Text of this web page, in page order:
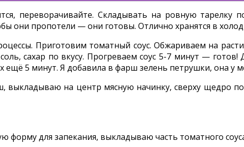
переворачивайте. Складывать на ровную тарелку
они пропотели — они готовы. Отлично хранятся в
Приготовим томатный соус. Обжариваем на
сахар по вкусу. Прогреваем соус 5-7 минут —
ещё 5 минут. Я добавила в фарш зелень петрушки, она у
выкладываю на центр мясную начинку, сверху щедро
для запекания, выкладываю часть томатного